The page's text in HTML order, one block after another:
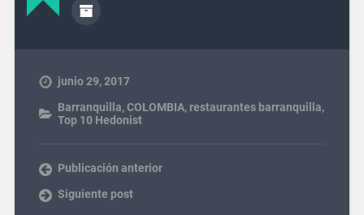
junio 29, 2017
Barranquilla,COLOMBIA, restaurantes barranquilla,
Top 10 Hedonist
Publicación anterior
Siguiente post